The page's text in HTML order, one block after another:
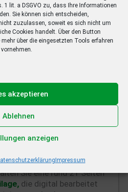
1 lit. a DSGVO zu, dass Ihre Informationen
Sie können sich entscheiden,
zuzulassen, soweit es sich nicht um
Cookies handelt. Über den Button
mehr über die eingesetzten Tools erfahren
akzeptieren
Ablehnen
anzeigen
Impressum
Sie eine rund 21 Seiten
die digital bearbeitet